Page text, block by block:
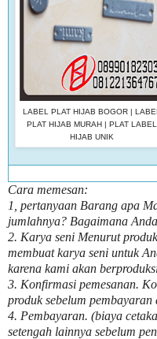
LABEL PLAT HIJAB BOGOR | LABEL
PLAT HIJAB MURAH | PLAT LABEL
HIJAB UNIK
Cara memesan:
1, pertanyaan Barang apa
jumlahnya? Bagaimana
2. Karya seni Menurut
membuat karya seni untuk
karena kami akan
3. Konfirmasi pemesanan.
produk sebelum pembayaran
4. Pembayaran. (biaya
setengah lainnya sebelum